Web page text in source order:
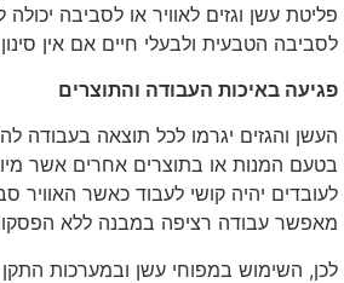
פליטת עשן וגזים לאוויר או לסביבה יכולה
לסביבה הטבעית ולבעלי חיים אם אין סינון
פגיעה באיכות העבודה והתוצרים
העשן והגזים יגרמו לכל תוצאה בעבודה
בטעם המנות או בתוצרים אחרים אשר
לעובדים יהיה קושי לעבוד כאשר האוויר
מאפשר עבודה רציפה במבנה ללא
לכן, השימוש במפוחי עשן ובמערכות התקן